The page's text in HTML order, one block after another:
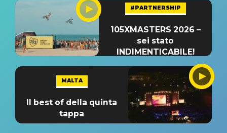
#PARTNERSHIP
105XMASTERS 2026 –
sei stato
INDIMENTICABILE!
MALTA
Il best of della quinta
tappa